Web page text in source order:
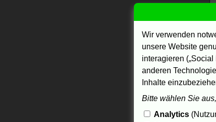
Wir verwenden
unsere Website
interagieren
anderen
Inhalte
Bitte wählen Sie
Analytics